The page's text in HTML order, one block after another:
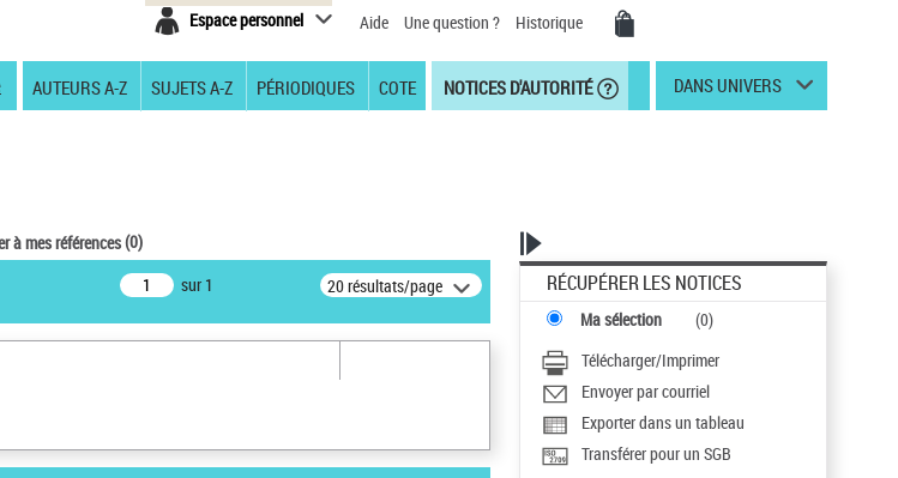
Espace personnel Aide Une question ? Historique
AUTEURS A-Z SUJETS A-Z PÉRIODIQUES COTE NOTICES D'AUTORITÉ DANS UNIVERS
à mes références(0)
sur 1 20 résultats/page RÉCUPÉRER LES NOTICES
Ma sélection (0)
Télécharger/Imprimer
Envoyer par courriel
Exporter dans un tableau
Transférer pour un SGB